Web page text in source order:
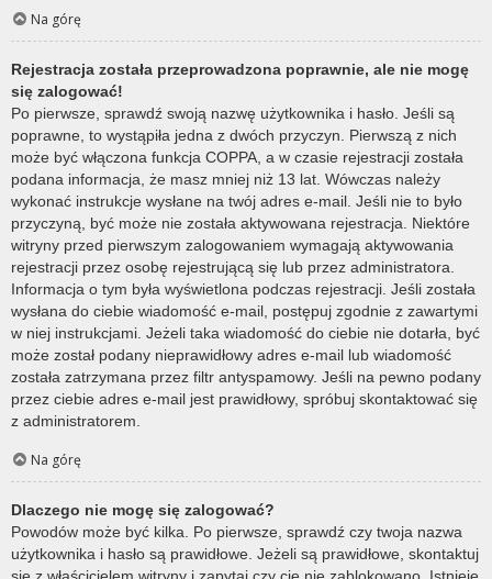
Na górę
Rejestracja została przeprowadzona poprawnie, ale nie mogę
się zalogować!
Po pierwsze, sprawdź swoją nazwę użytkownika i hasło. Jeśli są
poprawne, to wystąpiła jedna z dwóch przyczyn. Pierwszą z nich
może być włączona funkcja COPPA, a w czasie rejestracji została
podana informacja, że masz mniej niż 13 lat. Wówczas należy
wykonać instrukcje wysłane na twój adres e-mail. Jeśli nie to było
przyczyną, być może nie została aktywowana rejestracja. Niektóre
witryny przed pierwszym zalogowaniem wymagają aktywowania
rejestracji przez osobę rejestrującą się lub przez administratora.
Informacja o tym była wyświetlona podczas rejestracji. Jeśli została
wysłana do ciebie wiadomość e-mail, postępuj zgodnie z zawartymi
w niej instrukcjami. Jeżeli taka wiadomość do ciebie nie dotarła, być
może został podany nieprawidłowy adres e-mail lub wiadomość
została zatrzymana przez filtr antyspamowy. Jeśli na pewno podany
przez ciebie adres e-mail jest prawidłowy, spróbuj skontaktować się
z administratorem.
Na górę
Dlaczego nie mogę się zalogować?
Powodów może być kilka. Po pierwsze, sprawdź czy twoja nazwa
użytkownika i hasło są prawidłowe. Jeżeli są prawidłowe, skontaktuj